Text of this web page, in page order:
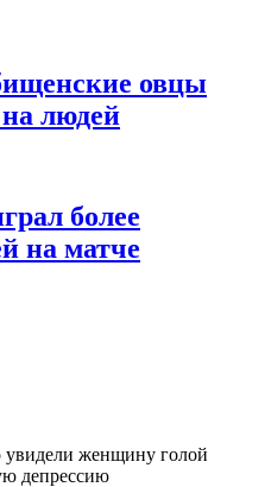
овцы
людей
более
на матче
женщину голой
депрессию